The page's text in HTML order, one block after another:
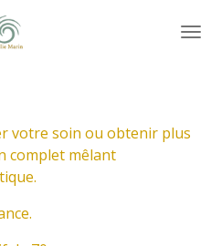
votre soin ou obtenir plus
complet mêlant